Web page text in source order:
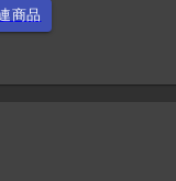
商品